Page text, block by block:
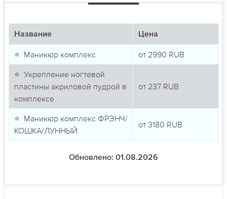
Название Цена
⭐ Маникюр комплекс от 2990 RUB
⭐ Укрепление ногтевой
пластины акриловой пудрой в
комплексе
от 237 RUB
⭐ Маникюр комплекс ФРЭНЧ/
КОШКА/ЛУННЫЙ
от 3180 RUB
Обновлено: 01.08.2026